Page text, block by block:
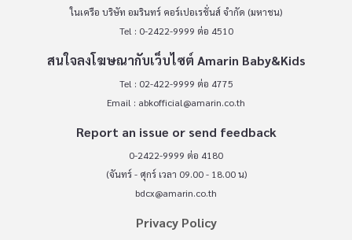
ในเครือ บริษัท อมรินทร์ คอร์เปอเรชั่นส์ จำกัด (มหาชน)
Tel : 0-2422-9999 ต่อ 4510
สนใจลงโฆษณากับเว็บไซต์ Amarin Baby&Kids
Tel : 02-422-9999 ต่อ 4775
Email : abkofficial@amarin.co.th
Report an issue or send feedback
0-2422-9999 ต่อ 4180
(จันทร์ - ศุกร์ เวลา 09.00 - 18.00 น)
bdcx@amarin.co.th
Privacy Policy